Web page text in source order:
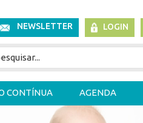
NEWSLETTER LOGIN
CONTÍNUA AGENDA